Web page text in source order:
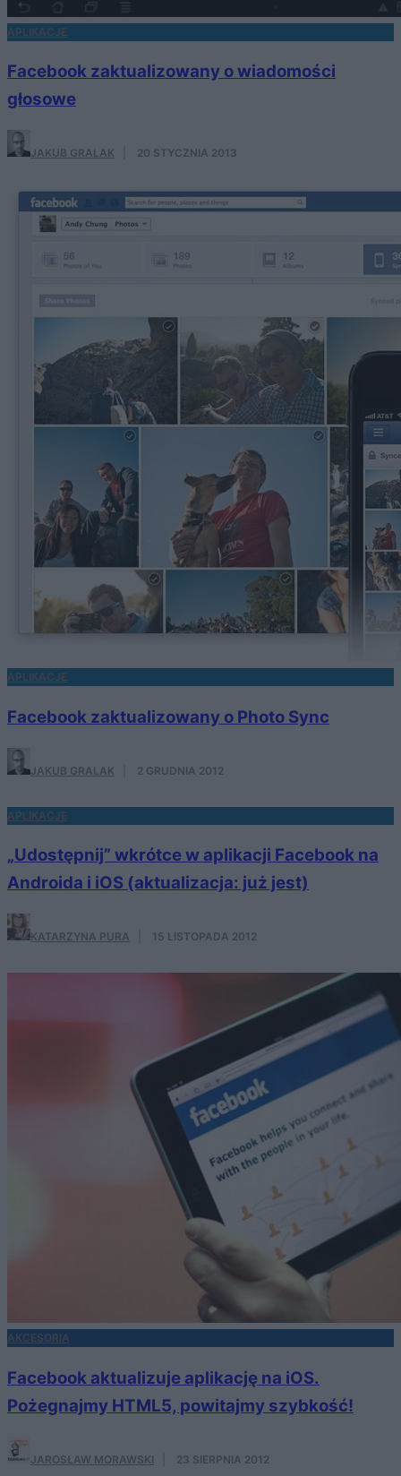
APLIKACJE
Facebook zaktualizowany o wiadomości
głosowe
JAKUB GRALAK 20 STYCZNIA 2013
APLIKACJE
Facebook zaktualizowany o Photo Sync
JAKUB GRALAK 2 GRUDNIA 2012
APLIKACJE
„Udostępnij” wkrótce w aplikacji Facebook na
Androida i iOS (aktualizacja: już jest)
KATARZYNA PURA 15 LISTOPADA 2012
AKCESORIA
Facebook aktualizuje aplikację na iOS.
Pożegnajmy HTML5, powitajmy szybkość!
JAROSŁAW MORAWSKI 23 SIERPNIA 2012